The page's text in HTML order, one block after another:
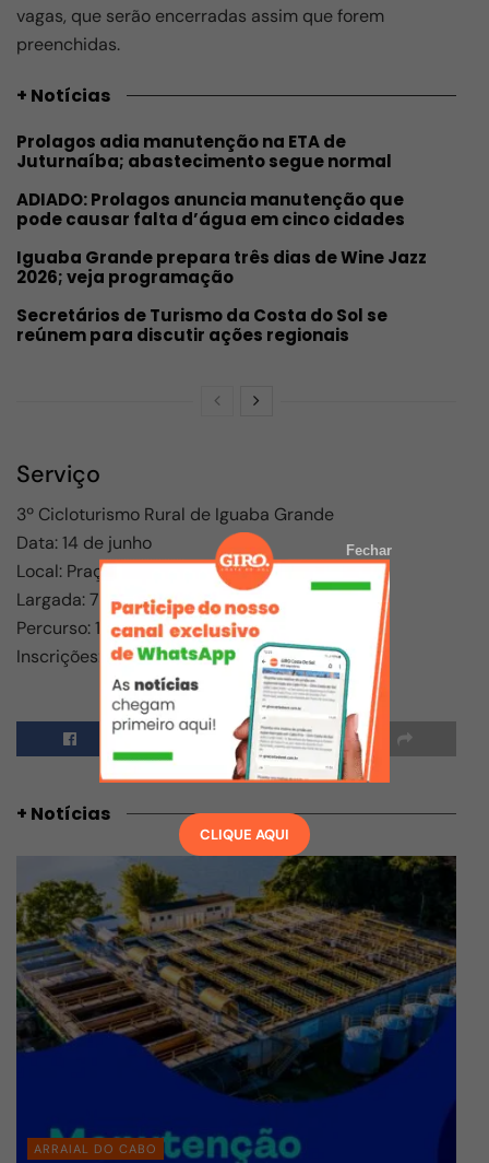
vagas, que serão encerradas assim que forem
preenchidas.
+ Notícias
Prolagos adia manutenção na ETA de
Juturnaíba; abastecimento segue normal
ADIADO: Prolagos anuncia manutenção que
pode causar falta d’água em cinco cidades
Iguaba Grande prepara três dias de Wine Jazz
2026; veja programação
Secretários de Turismo da Costa do Sol se
reúnem para discutir ações regionais
Serviço
3º Cicloturismo Rural de Iguaba Grande
Data: 14 de junho
Local: Praça da Estação
Largada: 7h
Percurso: 14 km
Inscrições: [AQUI]
+ Notícias
ARRAIAL DO CABO
CLIQUE AQUI
Fechar